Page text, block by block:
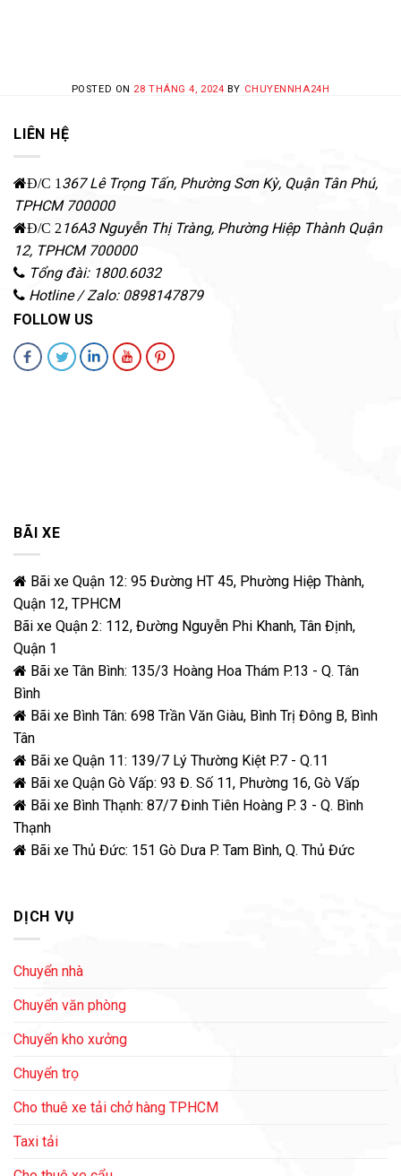
POSTED ON 28 THÁNG 4, 2024 BY CHUYENNHA24H
LIÊN HỆ
Đ/C 1 367 Lê Trọng Tấn, Phường Sơn Kỳ, Quận Tân Phú,
TPHCM 700000
Đ/C 2 16A3 Nguyễn Thị Tràng, Phường Hiệp Thành Quận
12, TPHCM 700000
Tổng đài: 1800.6032
Hotline / Zalo: 0898147879
FOLLOW US
BÃI XE
Bãi xe Quận 12: 95 Đường HT 45, Phường Hiệp Thành,
Quận 12, TPHCM
Bãi xe Quận 2: 112, Đường Nguyễn Phi Khanh, Tân Định,
Quận 1
Bãi xe Tân Bình: 135/3 Hoàng Hoa Thám P.13 - Q. Tân
Bình
Bãi xe Bình Tân: 698 Trần Văn Giàu, Bình Trị Đông B, Bình
Tân
Bãi xe Quận 11: 139/7 Lý Thường Kiệt P.7 - Q.11
Bãi xe Quận Gò Vấp: 93 Đ. Số 11, Phường 16, Gò Vấp
Bãi xe Bình Thạnh: 87/7 Đinh Tiên Hoàng P. 3 - Q. Bình
Thạnh
Bãi xe Thủ Đức: 151 Gò Dưa P. Tam Bình, Q. Thủ Đức
DỊCH VỤ
Chuyển nhà
Chuyển văn phòng
Chuyển kho xưởng
Chuyển trọ
Cho thuê xe tải chở hàng TPHCM
Taxi tải